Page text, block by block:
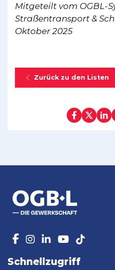
Mitgeteilt vom OGBL-
Straßentransport &
Oktober 2025
Zurück zu den Listen
Schnellzugriff